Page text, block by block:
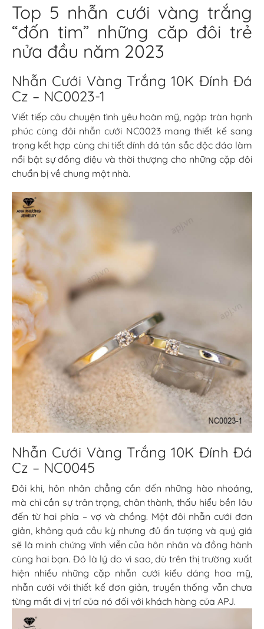
Top 5 nhẫn cưới vàng trắng
“đốn tim” những căp đôi trẻ
nửa đầu năm 2023
Nhẫn Cưới Vàng Trắng 10K Đính Đá
Cz – NC0023-1
Viết tiếp câu chuyện tình yêu hoàn mỹ, ngập tràn hạnh
phúc cùng đôi nhẫn cưới NC0023 mang thiết kế sang
trọng kết hợp cùng chi tiết đính đá tán sắc độc đáo làm
nổi bật sự đồng điệu và thời thượng cho những cặp đôi
chuẩn bị về chung một nhà.
Nhẫn Cưới Vàng Trắng 10K Đính Đá
Cz – NC0045
Đôi khi, hôn nhân chẳng cần đến những hào nhoáng,
mà chỉ cần sự trân trọng, chân thành, thấu hiểu bền lâu
đến từ hai phía – vợ và chồng. Một đôi nhẫn cưới đơn
giản, không quá cầu kỳ nhưng đủ ấn tượng và quý giá
sẽ là minh chứng vĩnh viễn của hôn nhân và đồng hành
cùng hai bạn. Đó là lý do vì sao, dù trên thị trường xuất
hiện nhiều những cặp nhẫn cưới kiểu dáng hoa mỹ,
nhẫn cưới với thiết kế đơn giản, truyền thống vẫn chưa
từng mất đi vị trí của nó đối với khách hàng của APJ.